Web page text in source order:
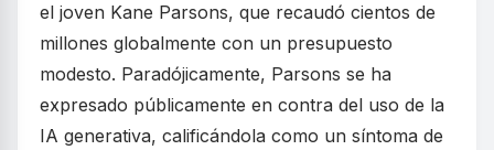
el joven Kane Parsons, que recaudó cientos de
millones globalmente con un presupuesto
modesto. Paradójicamente, Parsons se ha
expresado públicamente en contra del uso de la
IA generativa, calificándola como un síntoma de